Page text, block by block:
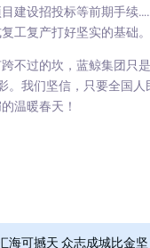
建设招投标等前期手续
工复产打好坚实的基础。
不过的坎，蓝鲸集团只
。我们坚信，只要全国
温暖春天！
海可撼天 众志成城比金坚